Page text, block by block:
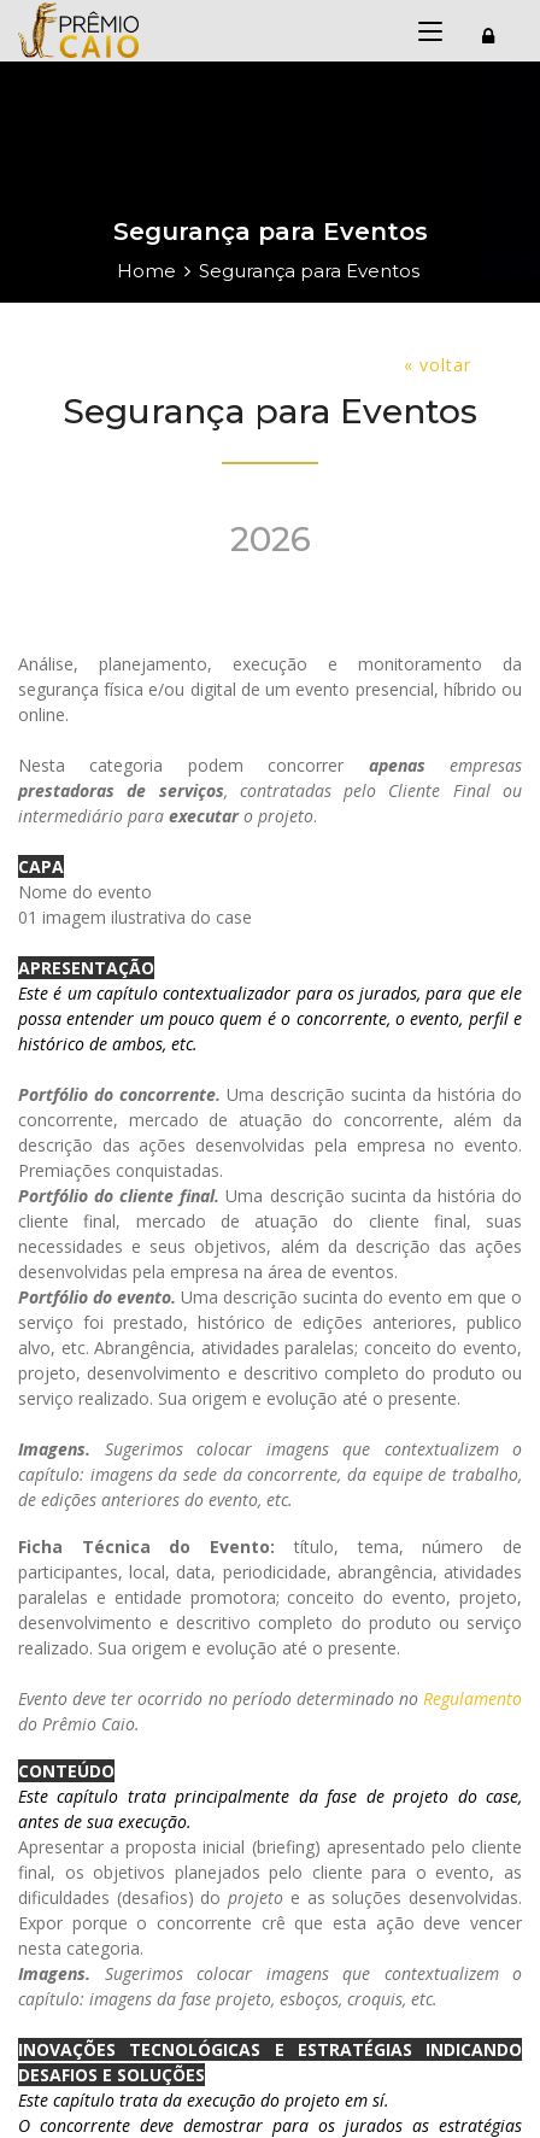
Segurança para Eventos
Home Segurança para Eventos
« voltar
Segurança para Eventos
2026
Análise, planejamento, execução e monitoramento da
segurança física e/ou digital de um evento presencial, híbrido ou
online.
Nesta categoria podem concorrer apenasempresas
prestadoras de serviços, contratadas pelo Cliente Final ou
intermediário para executaro projeto.
CAPA
Nome do evento
01 imagem ilustrativa do case
APRESENTAÇÃO
Este é um capítulo contextualizador para os jurados, para que ele
possa entender um pouco quem é o concorrente, o evento, perfil e
histórico de ambos, etc.
Portfólio do concorrente. Uma descrição sucinta da história do
concorrente, mercado de atuação do concorrente, além da
descrição das ações desenvolvidas pela empresa no evento.
Premiações conquistadas.
Portfólio do cliente final. Uma descrição sucinta da história do
cliente final, mercado de atuação do cliente final, suas
necessidades e seus objetivos, além da descrição das ações
desenvolvidas pela empresa na área de eventos.
Portfólio do evento. Uma descrição sucinta do evento em que o
serviço foi prestado, histórico de edições anteriores, publico
alvo, etc.Abrangência, atividades paralelas; conceito do evento,
projeto, desenvolvimento e descritivo completo do produto ou
serviço realizado. Sua origem e evolução até o presente.
Imagens. Sugerimos colocar imagens que contextualizem o
capítulo: imagens da sede da concorrente, da equipe de trabalho,
de edições anteriores do evento, etc.
Ficha Técnica do Evento: título, tema, número de
participantes, local, data, periodicidade, abrangência, atividades
paralelas e entidade promotora; conceito do evento, projeto,
desenvolvimento e descritivo completo do produto ou serviço
realizado. Sua origem e evolução até o presente.
Evento deve ter ocorrido no período determinado no Regulamento
do Prêmio Caio.
CONTEÚDO
Este capítulo trata principalmente da fase de projeto do case,
antes de sua execução.
Apresentar a proposta inicial (briefing) apresentado pelo cliente
final, os objetivos planejados pelo cliente para o evento, as
dificuldades (desafios) doprojeto e as soluções desenvolvidas.
Expor porque o concorrente crê que esta ação deve vencer
nesta categoria.
Imagens. Sugerimos colocar imagens que contextualizem o
capítulo: imagens da fase projeto, esboços, croquis, etc.
INOVAÇÕES TECNOLÓGICAS E ESTRATÉGIAS INDICANDO
DESAFIOS E SOLUÇÕES
Este capítulo trata da execução do projeto em sí.
O concorrente deve demostrar para os jurados as estratégias